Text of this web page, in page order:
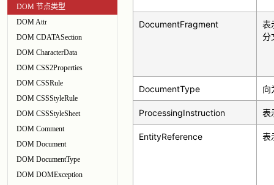
DOM 节点类型
DOM Attr
DOM CDATASection
DOM CharacterData
DOM CSS2Properties
DOM CSSRule
DOM CSSStyleRule
DOM CSSStyleSheet
DOM Comment
DOM Document
DOM DocumentType
DOM DOMException
DocumentFragment
表
分
DocumentType 向
ProcessingInstruction 表
EntityReference 表